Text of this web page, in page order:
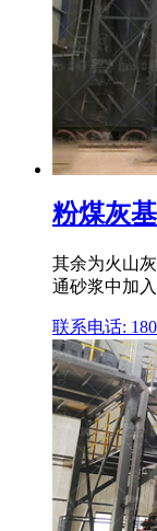
粉煤灰
其余为火山
通砂浆中加
联系电话: 180